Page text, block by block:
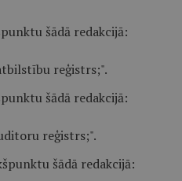
šādā redakcijā:
reģistrs;".
šādā redakcijā:
reģistrs;".
šādā redakcijā: